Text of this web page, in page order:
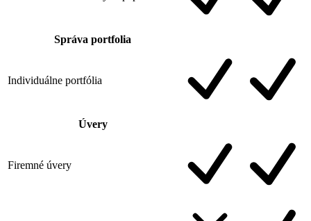
Správa portfolia
Individuálne portfólia
Úvery
Firemné úvery